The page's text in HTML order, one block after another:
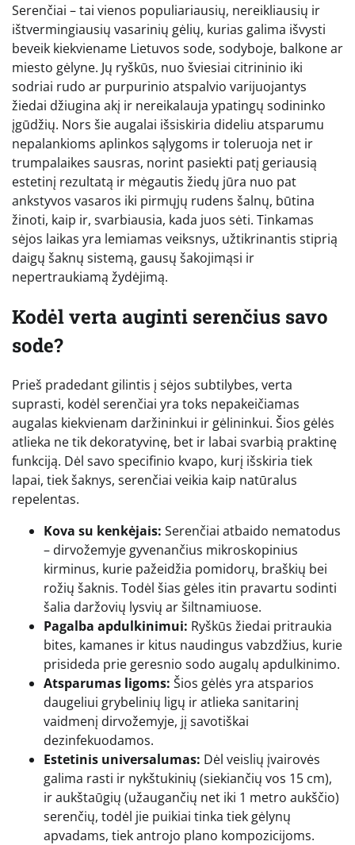
Serenčiai – tai vienos populiariausių, nereikliausių ir
ištvermingiausių vasarinių gėlių, kurias galima išvysti
beveik kiekviename Lietuvos sode, sodyboje, balkone ar
miesto gėlyne. Jų ryškūs, nuo šviesiai citrininio iki
sodriai rudo ar purpurinio atspalvio varijuojantys
žiedai džiugina akį ir nereikalauja ypatingų sodininko
įgūdžių. Nors šie augalai išsiskiria dideliu atsparumu
nepalankioms aplinkos sąlygoms ir toleruoja net ir
trumpalaikes sausras, norint pasiekti patį geriausią
estetinį rezultatą ir mėgautis žiedų jūra nuo pat
ankstyvos vasaros iki pirmųjų rudens šalnų, būtina
žinoti, kaip ir, svarbiausia, kada juos sėti. Tinkamas
sėjos laikas yra lemiamas veiksnys, užtikrinantis stiprią
daigų šaknų sistemą, gausų šakojimąsi ir
nepertraukiamą žydėjimą.
Kodėl verta auginti serenčius savo
sode?
Prieš pradedant gilintis į sėjos subtilybes, verta
suprasti, kodėl serenčiai yra toks nepakeičiamas
augalas kiekvienam daržininkui ir gėlininkui. Šios gėlės
atlieka ne tik dekoratyvinę, bet ir labai svarbią praktinę
funkciją. Dėl savo specifinio kvapo, kurį išskiria tiek
lapai, tiek šaknys, serenčiai veikia kaip natūralus
repelentas.
Kova su kenkėjais: Serenčiai atbaido nematodus
– dirvožemyje gyvenančius mikroskopinius
kirminus, kurie pažeidžia pomidorų, braškių bei
rožių šaknis. Todėl šias gėles itin pravartu sodinti
šalia daržovių lysvių ar šiltnamiuose.
Pagalba apdulkinimui: Ryškūs žiedai pritraukia
bites, kamanes ir kitus naudingus vabzdžius, kurie
prisideda prie geresnio sodo augalų apdulkinimo.
Atsparumas ligoms: Šios gėlės yra atsparios
daugeliui grybelinių ligų ir atlieka sanitarinį
vaidmenį dirvožemyje, jį savotiškai
dezinfekuodamos.
Estetinis universalumas: Dėl veislių įvairovės
galima rasti ir nykštukinių (siekiančių vos 15 cm),
ir aukštaūgių (užaugančių net iki 1 metro aukščio)
serenčių, todėl jie puikiai tinka tiek gėlynų
apvadams, tiek antrojo plano kompozicijoms.